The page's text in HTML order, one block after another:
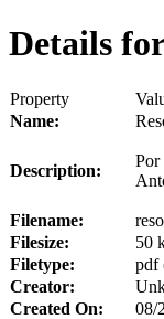
Details
Property
Name:
Description:
Por
Filename:
Filesize:
50
Filetype:
pdf
Creator:
Created On:
08/